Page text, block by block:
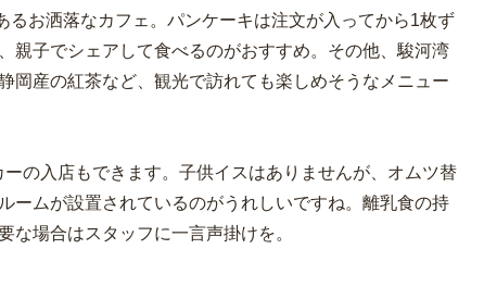
るお洒落なカフェ。パンケーキは注文が入ってから1枚ず
親子でシェアして食べるのがおすすめ。その他、駿河湾
岡産の紅茶など、観光で訪れても楽しめそうなメニュー
の入店もできます。子供イスはありませんが、オムツ替
ームが設置されているのがうれしいですね。離乳食の持
な場合はスタッフに一言声掛けを。